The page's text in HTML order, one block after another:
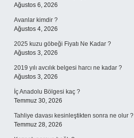
Ağustos 6, 2026
Avanlar kimdir ?
Ağustos 4, 2026
2025 kuzu göbeği Fiyatı Ne Kadar ?
Ağustos 3, 2026
2019 yılı avcılık belgesi harcı ne kadar ?
Ağustos 3, 2026
İç Anadolu Bölgesi kaç ?
Temmuz 30, 2026
Tahliye davası kesinleştikten sonra ne olur ?
Temmuz 28, 2026